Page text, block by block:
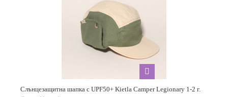
Слънцезащитна шапка с UPF50+ Kietla Camper Legionary 1-2 г.